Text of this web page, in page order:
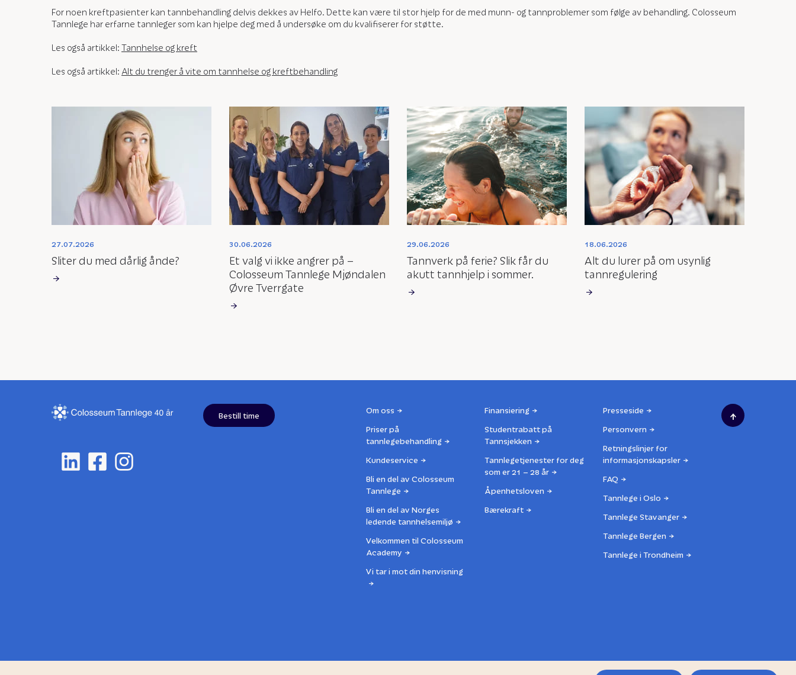
For noen kreftpasienter kan tannbehandling delvis dekkes av Helfo. Dette kan være til stor hjelp for de med munn- og tannproblemer som følge av behandling. Colosseum
Tannlege har erfarne tannleger som kan hjelpe deg med å undersøke om du kvalifiserer for støtte.
Les også artikkel: Tannhelse og kreft
Les også artikkel: Alt du trenger å vite om tannhelse og kreftbehandling
27.07.2026
Sliter du med dårlig ånde?
30.06.2026
Et valg vi ikke angrer på –
Colosseum Tannlege Mjøndalen
Øvre Tverrgate
29.06.2026
Tannverk på ferie? Slik får du
akutt tannhjelp i sommer.
18.06.2026
Alt du lurer på om usynlig
tannregulering
Bestill time
Om oss
Priser på
tannlegebehandling
Kundeservice
Bli en del av Colosseum
Tannlege
Bli en del av Norges
ledende tannhelsemiljø
Velkommen til Colosseum
Academy
Vi tar i mot din henvisning
Finansiering
Studentrabatt på
Tannsjekken
Tannlegetjenester for deg
som er 21 – 28 år
Åpenhetsloven
Bærekraft
Presseside
Personvern
Retningslinjer for
informasjonskapsler
FAQ
Tannlege i Oslo
Tannlege Stavanger
Tannlege Bergen
Tannlege i Trondheim
↑